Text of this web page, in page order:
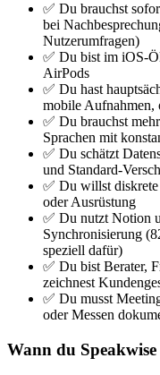
✅ Du brauchst
bei
Nutzerumfragen)
✅ Du bist im iOS-
AirPods
✅ Du hast
mobile Aufnahmen,
✅ Du brauchst
Sprachen mit
✅ Du schätzt
und Standard-
✅ Du willst
oder Ausrüstung
✅ Du nutzt Notion
Synchronisierung
speziell dafür)
✅ Du bist Berater,
zeichnest
✅ Du musst
oder Messen
Wann du